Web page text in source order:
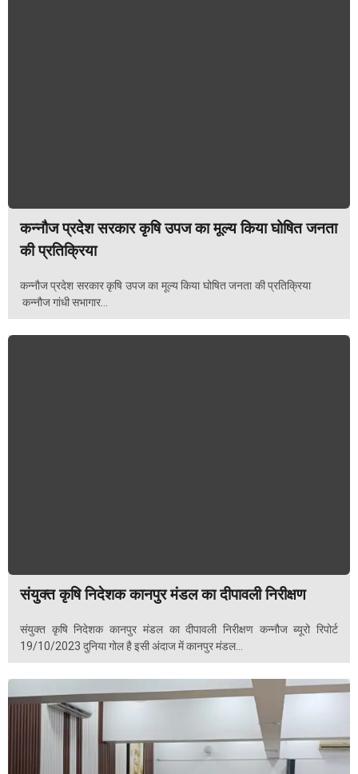
कन्नौज प्रदेश सरकार कृषि उपज का मूल्य किया घोषित जनता
की प्रतिक्रिया
कन्नौज प्रदेश सरकार कृषि उपज का मूल्य किया घोषित जनता की प्रतिक्रिया
कन्नौज गांधी सभागार...
संयुक्त कृषि निदेशक कानपुर मंडल का दीपावली निरीक्षण
संयुक्त कृषि निदेशक कानपुर मंडल का दीपावली निरीक्षण कन्नौज ब्यूरो रिपोर्ट
19/10/2023 दुनिया गोल है इसी अंदाज में कानपुर मंडल...